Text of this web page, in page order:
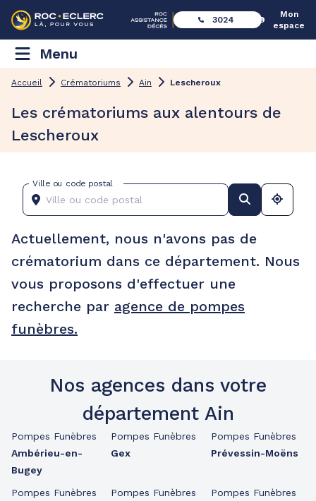
3024
Mon
espace
Menu
Accueil Crématoriums Ain Lescheroux
Les crématoriums aux alentours de
Lescheroux
Ville ou code postal
Actuellement, nous n'avons pas de
crématorium dans ce département. Nous
vous proposons d'effectuer une
recherche par agence de pompes
funèbres.
Nos agences dans votre
département Ain
Pompes Funèbres
Ambérieu-en-
Bugey
Pompes Funèbres
Pompes Funèbres
Gex
Pompes Funèbres
Pompes Funèbres
Prévessin-Moëns
Pompes Funèbres